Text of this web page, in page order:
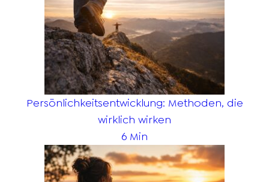
Persönlichkeitsentwicklung: Methoden, die
wirklich wirken
6 Min